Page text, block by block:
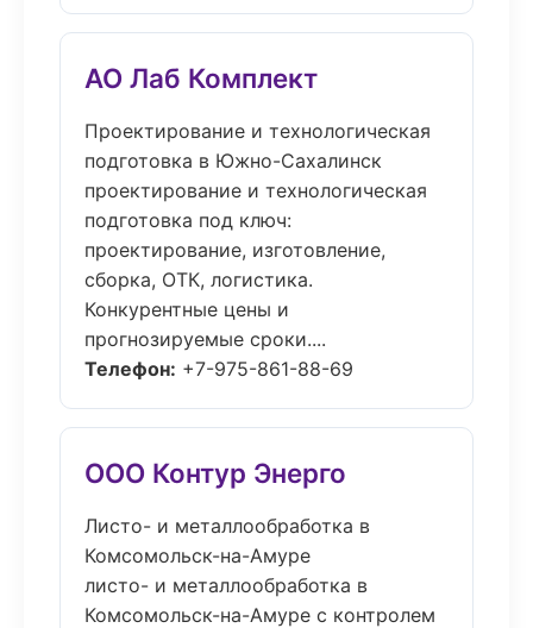
АО Лаб Комплект
Проектирование и технологическая
подготовка в Южно-Сахалинск
проектирование и технологическая
подготовка под ключ:
проектирование, изготовление,
сборка, ОТК, логистика.
Конкурентные цены и
прогнозируемые сроки....
Телефон: +7-975-861-88-69
ООО Контур Энерго
Листо- и металлообработка в
Комсомольск-на-Амуре
листо- и металлообработка в
Комсомольск-на-Амуре с контролем